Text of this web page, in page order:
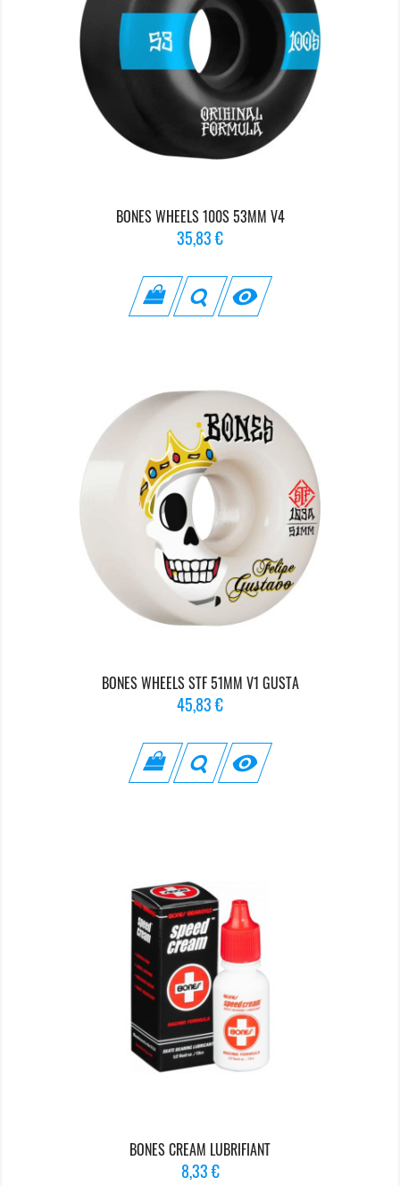
BONES WHEELS 100S 53MM V4
Prix
35,83 €

BONES WHEELS STF 51MM V1 GUSTA
Prix
45,83 €

BONES CREAM LUBRIFIANT
Prix
8,33 €